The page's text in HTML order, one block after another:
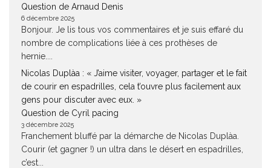
Question de Arnaud Denis
6 décembre 2025
Bonjour. Je lis tous vos commentaires et je suis effaré du
nombre de complications liée à ces prothèses de
hernie....
Nicolas Duplàa : « J’aime visiter, voyager, partager et le fait
de courir en espadrilles, cela t’ouvre plus facilement aux
gens pour discuter avec eux. »
Question de Cyril pacing
3 décembre 2025
Franchement bluffé par la démarche de Nicolas Duplàa.
Courir (et gagner !) un ultra dans le désert en espadrilles,
c’est...